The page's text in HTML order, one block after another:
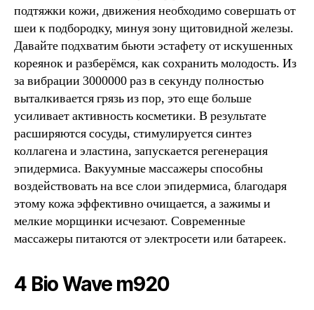
подтяжки кожи, движения необходимо совершать от
шеи к подбородку, минуя зону щитовидной железы.
Давайте подхватим бьюти эстафету от искушенных
кореянок и разберёмся, как сохранить молодость. Из
за вибрации 3000000 раз в секунду полностью
выталкивается грязь из пор, это еще больше
усиливает активность косметики. В результате
расширяются сосуды, стимулируется синтез
коллагена и эластина, запускается регенерация
эпидермиса. Вакуумные массажеры способны
воздействовать на все слои эпидермиса, благодаря
этому кожа эффективно очищается, а зажимы и
мелкие морщинки исчезают. Современные
массажеры питаются от электросети или батареек.
4 Bio Wave m920